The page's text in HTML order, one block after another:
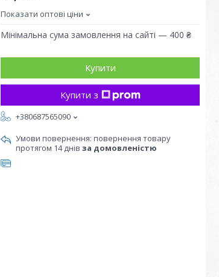
Показати оптові ціни
Мінімальна сума замовлення на сайті — 400 ₴
Купити
Купити з
+380687565090
повернення товару
протягом 14 днів за домовленістю